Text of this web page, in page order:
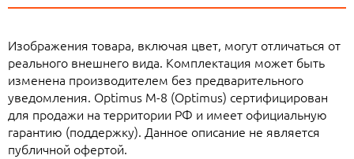
Изображения товара, включая цвет, могут отличаться от
реального внешнего вида. Комплектация может быть
изменена производителем без предварительного
уведомления. Optimus M-8 (Optimus) сертифицирован
для продажи на территории РФ и имеет официальную
гарантию (поддержку). Данное описание не является
публичной офертой.